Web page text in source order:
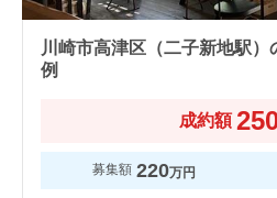
川崎市高津区（二子新地駅
例
成約額
募集額 220万円